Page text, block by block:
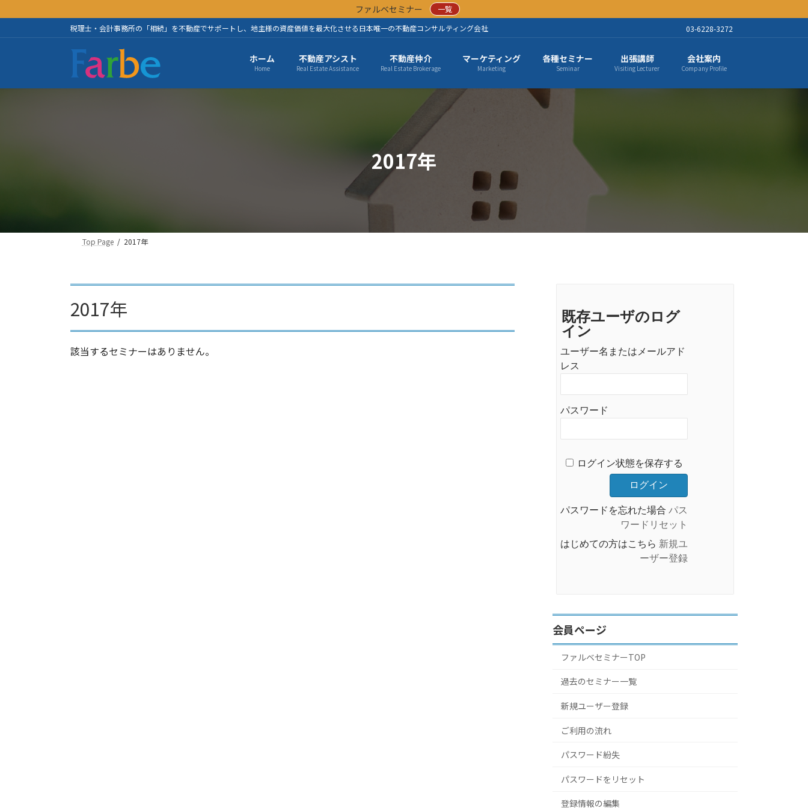
ン
テ
ス
ビ
ゲ
ン
ファルベセミナー
一覧
税理士・会計事務所の「相続」を不動産でサポートし、地主様の資産価値を最大化させる日本唯一の不動産コンサルティング会社
03-6228-3272
ホーム
Home
不動産アシスト
Real Estate Assistance
不動産仲介
Real Estate Brokerage
マーケティング
Marketing
各種セミナー
Seminar
出張講師
Visiting Lecturer
会社案内
Company Profile
2017年
Top Page 2017年
2017年
該当するセミナーはありません。
既存ユーザのログ
イン
ユーザー名またはメールアド
レス
パスワード
ログイン状態を保存する
パスワードを忘れた場合 パス
ワードリセット
はじめての方はこちら 新規ユ
ーザー登録
会員ページ
ファルベセミナーTOP
過去のセミナー一覧
新規ユーザー登録
ご利用の流れ
パスワード紛失
パスワードをリセット
登録情報の編集